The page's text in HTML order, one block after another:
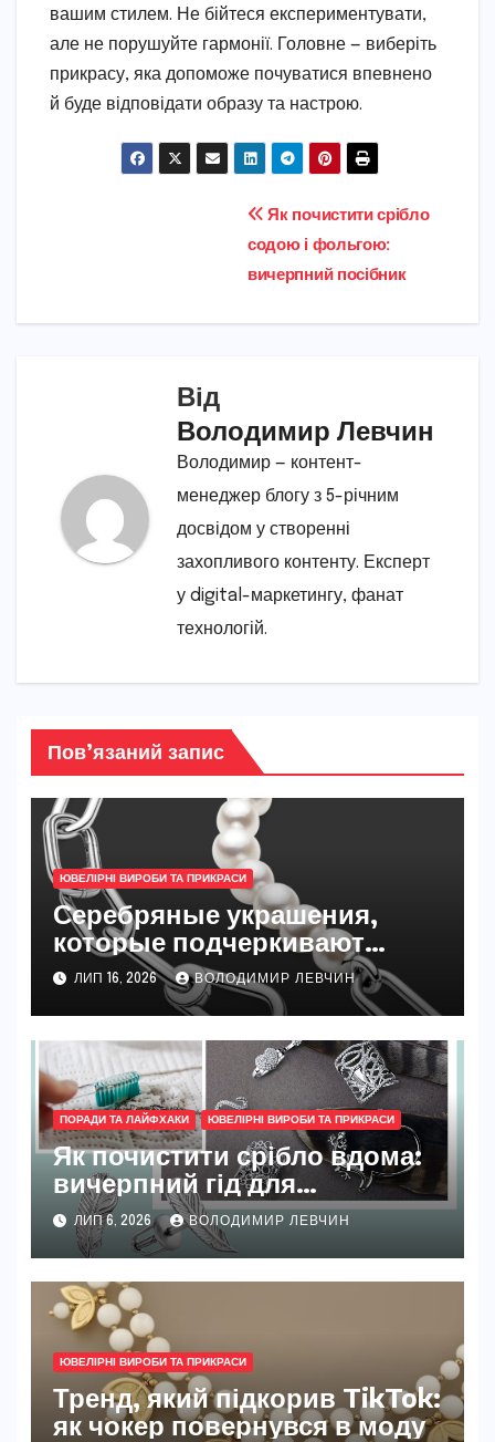
вашим стилем. Не бійтеся експериментувати,
але не порушуйте гармонії. Головне — виберіть
прикрасу, яка допоможе почуватися впевнено
й буде відповідати образу та настрою.
Як почистити срібло
содою і фольгою:
вичерпний посібник
Від
Володимир Левчин
Володимир — контент-
менеджер блогу з 5-річним
досвідом у створенні
захопливого контенту. Експерт
у digital-маркетингу, фанат
технологій.
Пов’язаний запис
ЮВЕЛІРНІ ВИРОБИ ТА ПРИКРАСИ
Серебряные украшения,
которые подчеркивают
женственность и
индивидуальный стиль
ЛИП 16, 2026 ВОЛОДИМИР ЛЕВЧИН
ПОРАДИ ТА ЛАЙФХАКИ ЮВЕЛІРНІ ВИРОБИ ТА ПРИКРАСИ
Як почистити срібло вдома:
вичерпний гід для
початківців і досвідчених
власників прикрас
ЛИП 6, 2026 ВОЛОДИМИР ЛЕВЧИН
ЮВЕЛІРНІ ВИРОБИ ТА ПРИКРАСИ
Тренд, який підкорив TikTok:
як чокер повернувся в моду